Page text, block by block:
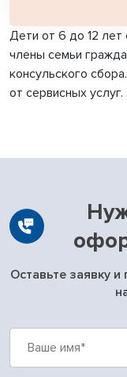
Дети от 6 до 12
члены семьи
консульского
от сервисных услуг.
Оставьте заявку